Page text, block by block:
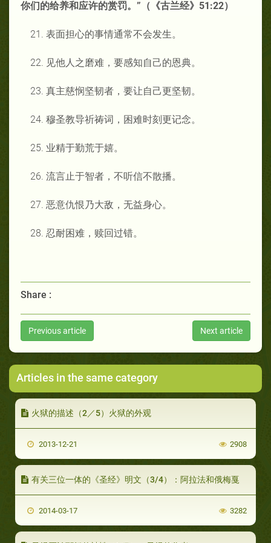
你们的给养和应许的赏罚。 ” （《古兰经》51:22）
21. 表面担心的事情通常不会发生。
22. 见他人之磨难，要感知自己的恩典。
23. 真主慈悯坚韧者，要让自己更坚韧。
24. 穆圣教导祈祷词，困难时刻更记念。
25. 业精于勤荒于嬉。
26. 流言止于智者，不听信不散播。
27. 恶意仇恨乃大敌，无益身心。
28. 忍耐困难，赎回过错。
Share :
Previous article Next article
Articles in the same category
火狱的描述（2／5）火狱的外观
2013-12-21 2908
有关三位一体的《圣经》明文（3/4）：阿拉法和俄梅戛
2014-03-17 3282